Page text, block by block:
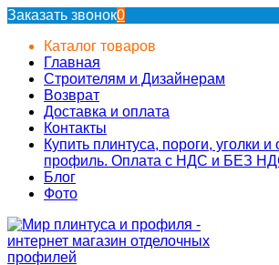
Заказать звонок0
Каталог товаров
Главная
Строителям и Дизайнерам
Возврат
Доставка и оплата
Контакты
Купить плинтуса, пороги, уголки и
профиль. Оплата с НДС и БЕЗ
Блог
Фото